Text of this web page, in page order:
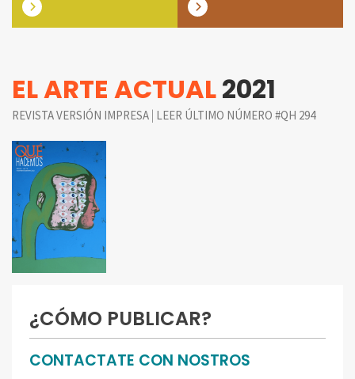
EL ARTE ACTUAL2021
REVISTA VERSIÓN IMPRESA | LEER ÚLTIMO NÚMERO #QH 294
¿CÓMO PUBLICAR?
CONTACTATE CON NOSTROS